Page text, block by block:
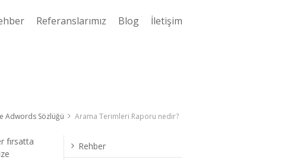
Referanslarımız Blog İletişim
Adwords Sözlüğü Arama Terimleri Raporu nedir?
fırsatta
Rehber